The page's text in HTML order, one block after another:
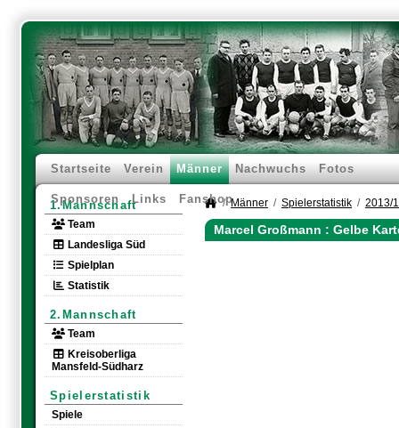
Startseite Verein Männer Nachwuchs Fotos
Sponsoren Links Fanshop
1.Mannschaft
Team
Landesliga Süd
Spielplan
Statistik
2.Mannschaft
Team
Kreisoberliga
Mansfeld-Südharz
Spielerstatistik
Spiele
Männer Spielerstatistik 2013/
Marcel Großmann : Gelbe